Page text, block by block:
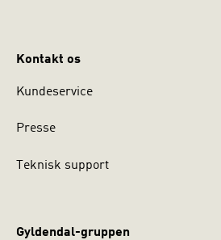
Kontakt os
Kundeservice
Presse
Teknisk support
Gyldendal-gruppen